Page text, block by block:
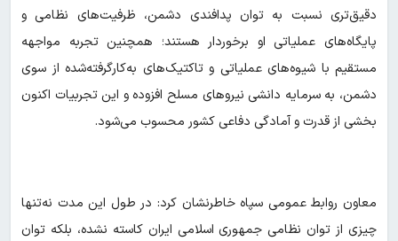
دقیق‌تری نسبت به توان پدافندی دشمن، ظرفیت‌های نظامی و
پایگاه‌های عملیاتی او برخوردار هستند؛ همچنین تجربه مواجهه
مستقیم با شیوه‌های عملیاتی و تاکتیک‌های به‌کارگرفته‌شده از سوی
دشمن، به سرمایه دانشی نیروهای مسلح افزوده و این تجربیات اکنون
بخشی از قدرت و آمادگی دفاعی کشور محسوب می‌شود.
معاون روابط عمومی سپاه خاطرنشان کرد: در طول این مدت نه‌تنها
چیزی از توان نظامی جمهوری اسلامی ایران کاسته نشده، بلکه توان